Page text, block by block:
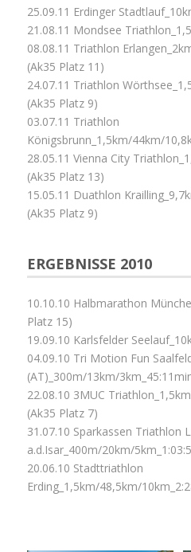
25.09.11 Erdinger
21.08.11 Mondsee
08.08.11 Triathlon
(Ak35 Platz 11)
24.07.11 Triathlon
(Ak35 Platz 9)
03.07.11 Triathlon
Königsbrunn_1,5km/44km/
28.05.11 Vienna City
(Ak35 Platz 13)
15.05.11 Duathlon
(Ak35 Platz 9)
ERGEBNISSE 2010
10.10.10 Halbmarathon
Platz 15)
19.09.10 Karlsfelder
04.09.10 Tri Motion Fun
(AT)_300m/13km/
22.08.10 3MUC
(Ak35 Platz 7)
31.07.10 Sparkassen Triathlon
a.d.Isar_400m/20km/
20.06.10 Stadttriathlon
Erding_1,5km/48,5km/